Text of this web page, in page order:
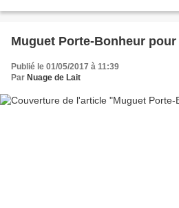
Muguet Porte-Bonheur pour
Publié le 01/05/2017 à 11:39
Par Nuage de Lait